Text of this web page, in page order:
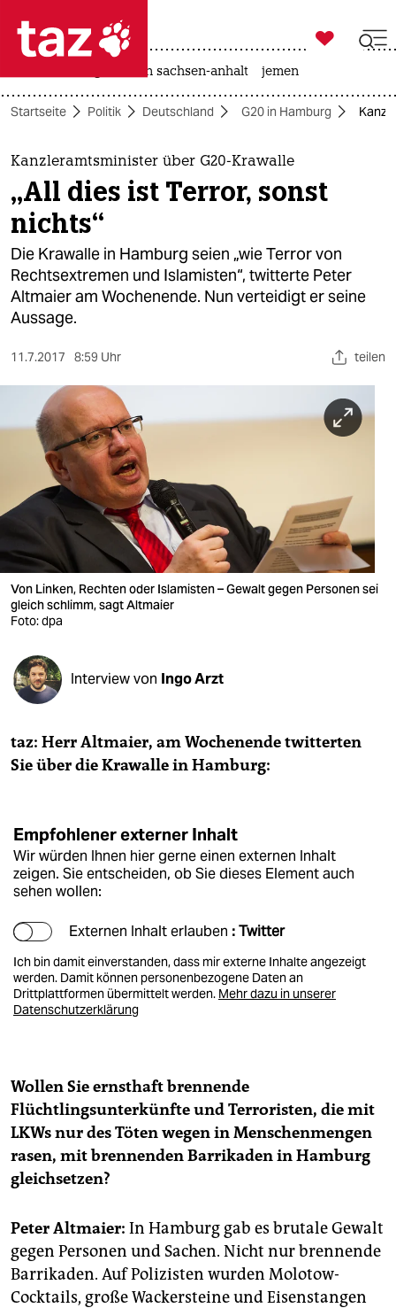
 taz zahl ich
taz zahl ich
themen
politik
öko
gesellschaft
kultur
sport
berlin
nord
wahrheit
verlag
verlag
veranstaltungen
shop
fragen & hilfe
unterstützen
genossenschaft

taz zahl ich
landtagswahl in sachsen-anhalt jemen
Startseite Politik Deutschland G20 in Hamburg
Kanzleramtsminister über G20-Krawalle
„All dies ist Terror, sonst
nichts“
Die Krawalle in Hamburg seien „wie Terror von
Rechtsextremen und Islamisten“, twitterte Peter
Altmaier am Wochenende. Nun verteidigt er seine
Aussage.
11.7.2017 8:59 Uhr teilen
Von Linken, Rechten oder Islamisten – Gewalt gegen Personen sei
gleich schlimm, sagt Altmaier
Foto: dpa
Interview von Ingo Arzt
taz: Herr Altmaier, am Wochenende twitterten
Sie über die Krawalle in Hamburg:
Empfohlener externer Inhalt
Wir würden Ihnen hier gerne einen externen Inhalt
zeigen. Sie entscheiden, ob Sie dieses Element auch
sehen wollen:
Externen Inhalt erlauben : Twitter
Ich bin damit einverstanden, dass mir externe Inhalte angezeigt
werden. Damit können personenbezogene Daten an
Drittplattformen übermittelt werden. Mehr dazu in unserer
Datenschutzerklärung
Wollen Sie ernsthaft brennende
Flüchtlingsunterkünfte und Terroristen, die mit
LKWs nur des Töten wegen in Menschenmengen
rasen, mit brennenden Barrikaden in Hamburg
gleichsetzen?
Peter Altmaier: In Hamburg gab es brutale Gewalt
gegen Personen und Sachen. Nicht nur brennende
Barrikaden. Auf Polizisten wurden Molotow-
Cocktails, große Wackersteine und Eisenstangen